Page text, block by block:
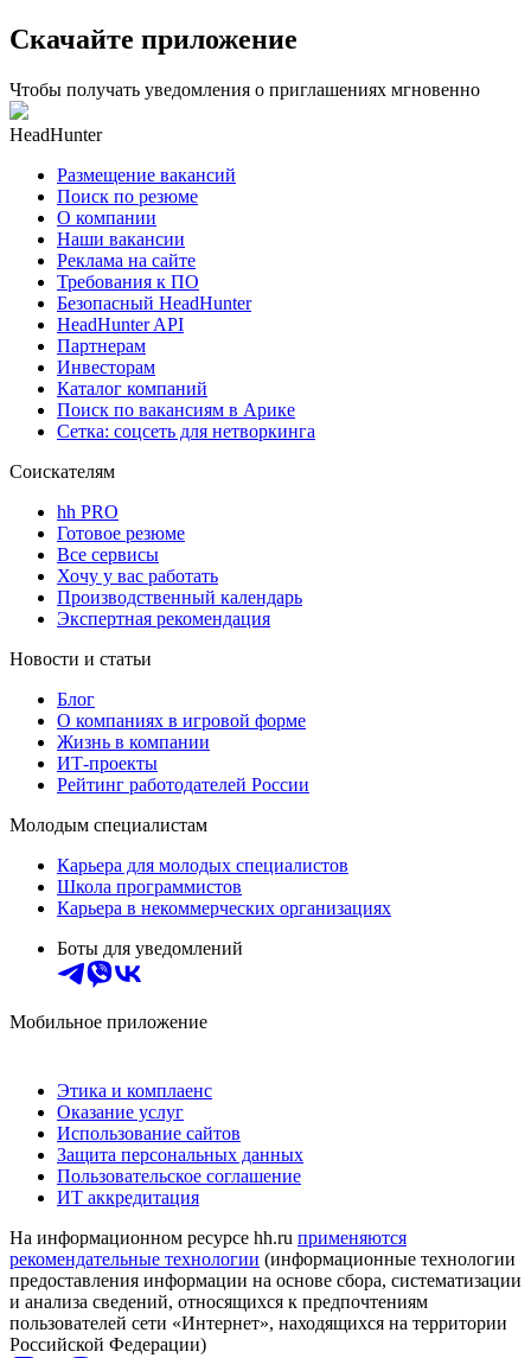
Скачайте приложение
Чтобы получать уведомления о приглашениях мгновенно
HeadHunter
Размещение вакансий
Поиск по резюме
О компании
Наши вакансии
Реклама на сайте
Требования к ПО
Безопасный HeadHunter
HeadHunter API
Партнерам
Инвесторам
Каталог компаний
Поиск по вакансиям в Арике
Сетка: соцсеть для нетворкинга
Соискателям
hh PRO
Готовое резюме
Все сервисы
Хочу у вас работать
Производственный календарь
Экспертная рекомендация
Новости и статьи
Блог
О компаниях в игровой форме
Жизнь в компании
ИТ-проекты
Рейтинг работодателей России
Молодым специалистам
Карьера для молодых специалистов
Школа программистов
Карьера в некоммерческих организациях
Боты для уведомлений
Мобильное приложение
Этика и комплаенс
Оказание услуг
Использование сайтов
Защита персональных данных
Пользовательское соглашение
ИТ аккредитация
На информационном ресурсе hh.ru применяются
рекомендательные технологии (информационные технологии
предоставления информации на основе сбора, систематизации
и анализа сведений, относящихся к предпочтениям
пользователей сети «Интернет», находящихся на территории
Российской Федерации)